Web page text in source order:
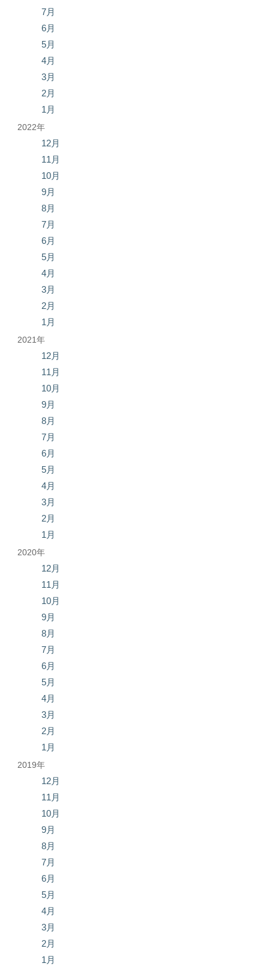
7月
6月
5月
4月
3月
2月
1月
2022年
12月
11月
10月
9月
8月
7月
6月
5月
4月
3月
2月
1月
2021年
12月
11月
10月
9月
8月
7月
6月
5月
4月
3月
2月
1月
2020年
12月
11月
10月
9月
8月
7月
6月
5月
4月
3月
2月
1月
2019年
12月
11月
10月
9月
8月
7月
6月
5月
4月
3月
2月
1月